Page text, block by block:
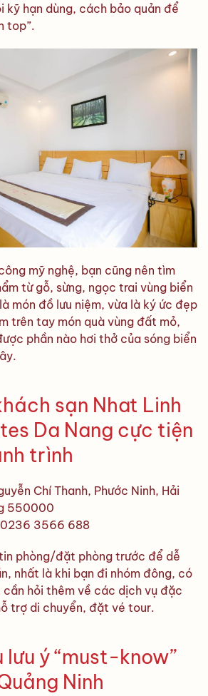
kỹ hạn dùng, cách bảo quản để
top”.
mỹ nghệ, bạn cũng nên tìm
từ gỗ, sừng, ngọc trai vùng biển
món đồ lưu niệm, vừa là ký ức đẹp
trên tay món quà vùng đất mỏ,
phần nào hơi thở của sóng biển
sạn Nhat Linh
Da Nang cực tiện
trình
Chí Thanh, Phước Ninh, Hải
550000
3566 688
phòng/đặt phòng trước để dễ
nhất là khi bạn đi nhóm đông, có
cần hỏi thêm về các dịch vụ đặc
trợ di chuyển, đặt vé tour.
lưu ý “must-know”
Ninh